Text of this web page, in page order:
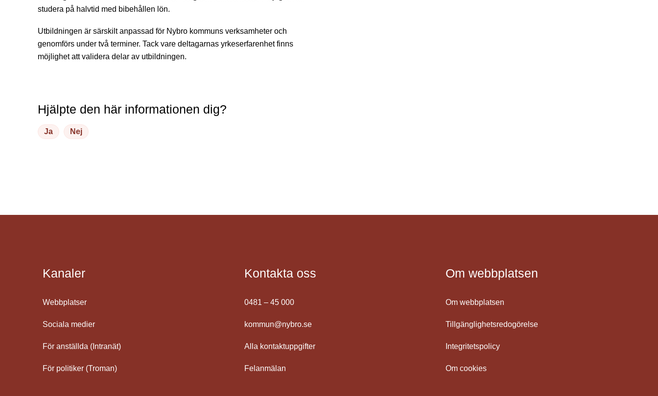
studera på halvtid med bibehållen lön.
Utbildningen är särskilt anpassad för Nybro kommuns verksamheter och
genomförs under två terminer. Tack vare deltagarnas yrkeserfarenhet finns
möjlighet att validera delar av utbildningen.
Hjälpte den här informationen dig?
Ja Nej
Kanaler
Webbplatser
Sociala medier
För anställda (Intranät)
För politiker (Troman)
Kontakta oss
0481 – 45 000
kommun@nybro.se
Alla kontaktuppgifter
Felanmälan
Om webbplatsen
Om webbplatsen
Tillgänglighetsredogörelse
Integritetspolicy
Om cookies